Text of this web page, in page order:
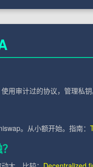
用审计过的协议，管理私钥
。从小额开始。指南：